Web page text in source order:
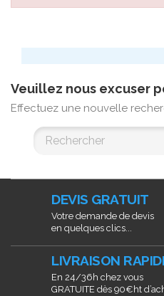
Veuillez nous excuser
Effectuez une nouvelle
DEVIS GRATUIT
Votre demande de devis
en quelques clics...
LIVRAISON
En 24/36h chez vous
GRATUITE dès 90€ht